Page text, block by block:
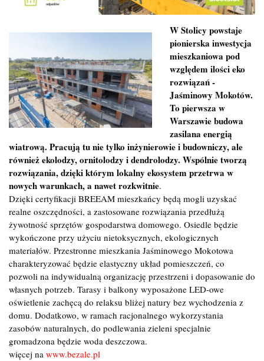
W Stolicy powstaje
pionierska inwestycja
mieszkaniowa pod
względem ilości eko
rozwiązań -
Jaśminowy Mokotów.
To pierwsza w
Warszawie budowa
zasilana energią
wiatrową. Pracują tu nie tylko inżynierowie i budowniczy, ale
również ekolodzy, ornitolodzy i dendrolodzy. Wspólnie tworzą
rozwiązania, dzięki którym lokalny ekosystem przetrwa w
nowych warunkach, a nawet rozkwitnie.
Dzięki certyfikacji BREEAM mieszkańcy będą mogli uzyskać
realne oszczędności, a zastosowane rozwiązania przedłużą
żywotność sprzętów gospodarstwa domowego. Osiedle będzie
wykończone przy użyciu nietoksycznych, ekologicznych
materiałów. Przestronne mieszkania Jaśminowego Mokotowa
charakteryzować będzie elastyczny układ pomieszczeń, co
pozwoli na indywidualną organizację przestrzeni i dopasowanie do
własnych potrzeb. Tarasy i balkony wyposażone LED-owe
oświetlenie zachęcą do relaksu bliżej natury bez wychodzenia z
domu. Dodatkowo, w ramach racjonalnego wykorzystania
zasobów naturalnych, do podlewania zieleni specjalnie
gromadzona będzie woda deszczowa.
więcej na www.bezale.pl